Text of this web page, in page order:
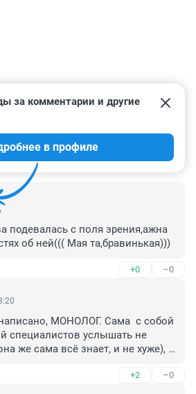
338
за комментарии и другие
в профиле
подевалась с поля зрения,ажна
об ней((( Мая та,бравинькая)))
+0 –0
МОНОЛОГ. Сама  с собой
специалистов услышать не
же сама всё знает, и не хуже),
+2 –0